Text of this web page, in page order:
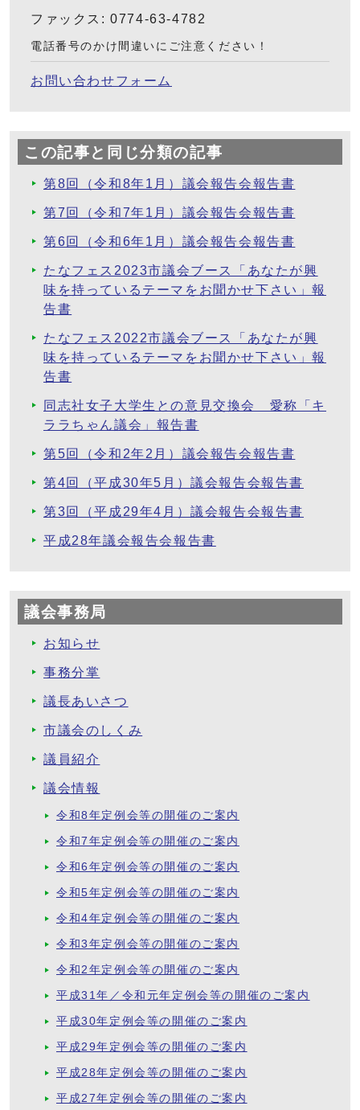
ファックス: 0774-63-4782
電話番号のかけ間違いにご注意ください！
お問い合わせフォーム
この記事と同じ分類の記事
第8回（令和8年1月）議会報告会報告書
第7回（令和7年1月）議会報告会報告書
第6回（令和6年1月）議会報告会報告書
たなフェス2023市議会ブース「あなたが興
味を持っているテーマをお聞かせ下さい」報
告書
たなフェス2022市議会ブース「あなたが興
味を持っているテーマをお聞かせ下さい」報
告書
同志社女子大学生との意見交換会 愛称「キ
ララちゃん議会」報告書
第5回（令和2年2月）議会報告会報告書
第4回（平成30年5月）議会報告会報告書
第3回（平成29年4月）議会報告会報告書
平成28年議会報告会報告書
議会事務局
お知らせ
事務分掌
議長あいさつ
市議会のしくみ
議員紹介
議会情報
令和8年定例会等の開催のご案内
令和7年定例会等の開催のご案内
令和6年定例会等の開催のご案内
令和5年定例会等の開催のご案内
令和4年定例会等の開催のご案内
令和3年定例会等の開催のご案内
令和2年定例会等の開催のご案内
平成31年／令和元年定例会等の開催のご案内
平成30年定例会等の開催のご案内
平成29年定例会等の開催のご案内
平成28年定例会等の開催のご案内
平成27年定例会等の開催のご案内